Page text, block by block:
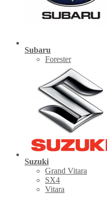
Subaru
Forester
Suzuki
Grand Vitara
SX4
Vitara